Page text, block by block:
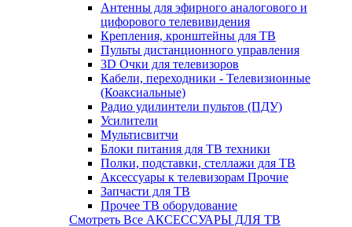
Антенны для эфирного аналогового и
цифорового телевивидения
Крепления, кронштейны для ТВ
Пульты дистанционного управления
3D Очки для телевизоров
Кабели, переходники - Телевизионные
(Коаксиальные)
Радио удилинтели пультов (ПДУ)
Усилители
Мультисвитчи
Блоки питания для ТВ техники
Полки, подставки, стеллажи для ТВ
Аксессуары к телевизорам Прочие
Запчасти для ТВ
Прочее ТВ оборудование
Смотреть Все АКСЕССУАРЫ ДЛЯ ТВ